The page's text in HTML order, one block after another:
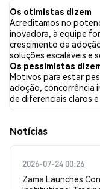
EXRD em todas as
publicados 0 artigos
dos tweets
comparação com
sobre EXRD. NaN%
EXRD. Esses
Os otimistas dizem
Acreditamos no
inovadora, à equipe
crescimento da
soluções escaláveis e
Os pessimistas
Motivos para estar
adoção, concorrência
de diferenciais claros
​​Notícias​​
2026-07-24 00:26
Zama Launches